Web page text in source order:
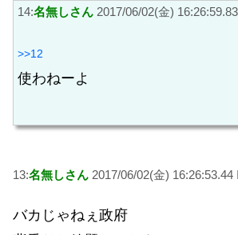
14:名無しさん 2017/06/02(金)
>>12
使わねーよ
13:名無しさん 2017/06/02(金)
バカじゃねぇ政府